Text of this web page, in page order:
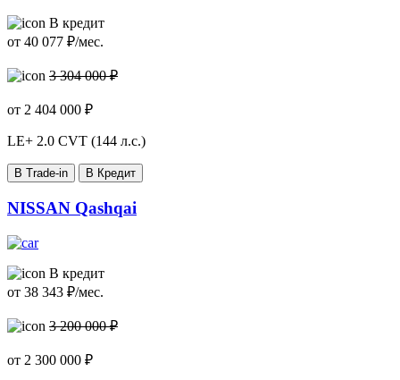
В кредит
от 40 077 ₽/мес.
3 304 000 ₽
от 2 404 000 ₽
LE+ 2.0 CVT (144 л.с.)
В Trade-in В Кредит
NISSAN Qashqai
В кредит
от 38 343 ₽/мес.
3 200 000 ₽
от 2 300 000 ₽